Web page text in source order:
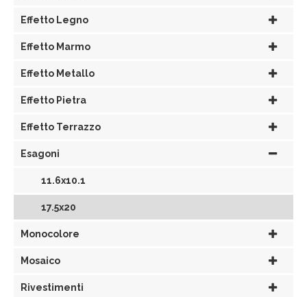
Effetto Legno
Effetto Marmo
Effetto Metallo
Effetto Pietra
Effetto Terrazzo
Esagoni
11.6x10.1
17.5x20
Monocolore
Mosaico
Rivestimenti